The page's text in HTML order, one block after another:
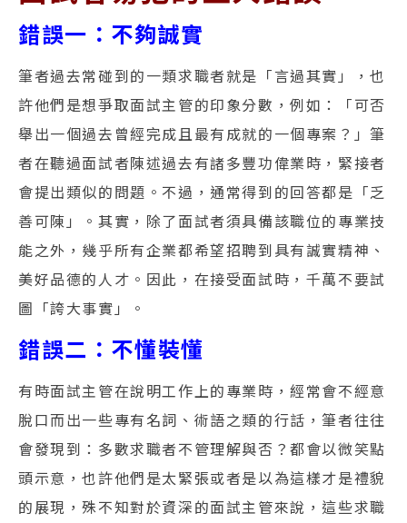
錯誤一：不夠誠實
筆者過去常碰到的一類求職者就是「言過其實」，也
許他們是想爭取面試主管的印象分數，例如：「可否
舉出一個過去曾經完成且最有成就的一個專案？」筆
者在聽過面試者陳述過去有諸多豐功偉業時，緊接者
會提出類似的問題。不過，通常得到的回答都是「乏
善可陳」。其實，除了面試者須具備該職位的專業技
能之外，幾乎所有企業都希望招聘到具有誠實精神、
美好品德的人才。因此，在接受面試時，千萬不要試
圖「誇大事實」。
錯誤二：不懂裝懂
有時面試主管在說明工作上的專業時，經常會不經意
脫口而出一些專有名詞、術語之類的行話，筆者往往
會發現到：多數求職者不管理解與否？都會以微笑點
頭示意，也許他們是太緊張或者是以為這樣才是禮貌
的展現，殊不知對於資深的面試主管來說，這些求職